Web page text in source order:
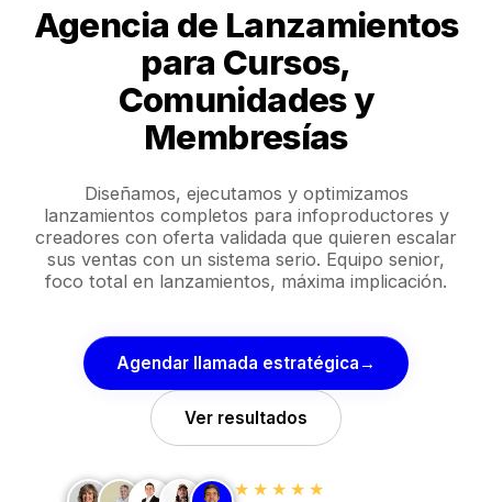
Agencia de Lanzamientos
para Cursos,
Comunidades y
Membresías
Diseñamos, ejecutamos y optimizamos
lanzamientos completos para infoproductores y
creadores con oferta validada que quieren escalar
sus ventas con un sistema serio. Equipo senior,
foco total en lanzamientos, máxima implicación.
Agendar llamada estratégica →
Ver resultados
★★★★★